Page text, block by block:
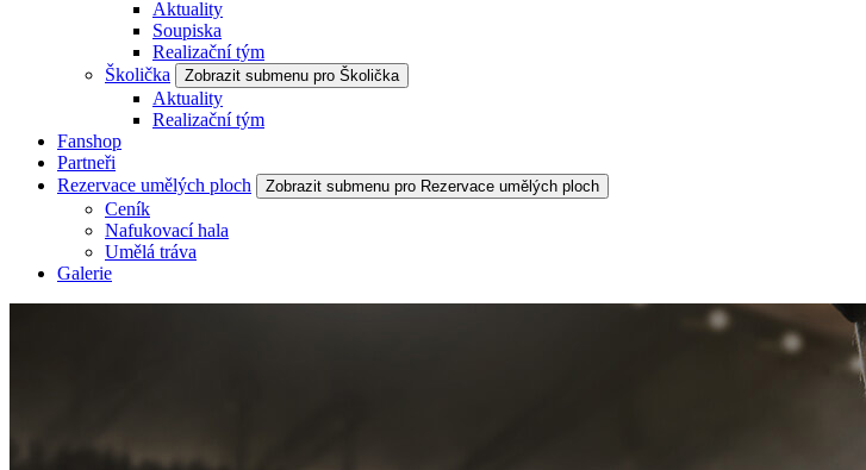
Aktuality
Soupiska
Realizační tým
Školička
Zobrazit submenu pro Školička
Aktuality
Realizační tým
Fanshop
Partneři
Rezervace umělých ploch
Zobrazit submenu pro Rezervace umělých ploch
Ceník
Nafukovací hala
Umělá tráva
Galerie